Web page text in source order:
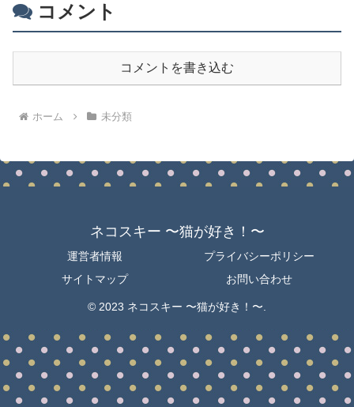
コメント
コメントを書き込む
ホーム 未分類
ネコスキー 〜猫が好き！〜
運営者情報
プライバシーポリシー
サイトマップ
お問い合わせ
© 2023 ネコスキー 〜猫が好き！〜.